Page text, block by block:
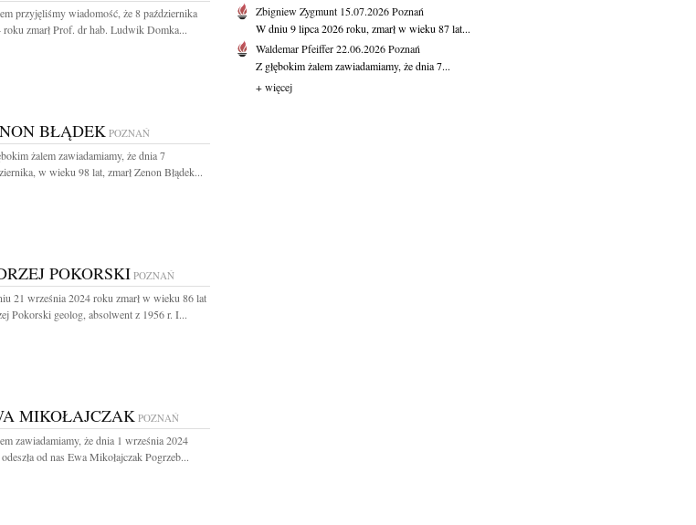
przyjęliśmy wiadomość, że 8 października
roku zmarł Prof. dr hab. Ludwik Domka...
BŁĄDEKPOZNAŃ
żalem zawiadamiamy, że dnia 7
w wieku 98 lat, zmarł Zenon Błądek...
POKORSKIPOZNAŃ
21 września 2024 roku zmarł w wieku 86 lat
Pokorski geolog, absolwent z 1956 r. I...
MIKOŁAJCZAK POZNAŃ
zawiadamiamy, że dnia 1 września 2024
od nas Ewa Mikołajczak Pogrzeb...
Zbigniew Zygmunt 15.07.2026Poznań
W dniu 9 lipca 2026 roku, zmarł w wieku 87 lat...
Waldemar Pfeiffer22.06.2026Poznań
Z głębokim żalem zawiadamiamy, że dnia 7...
+ więcej